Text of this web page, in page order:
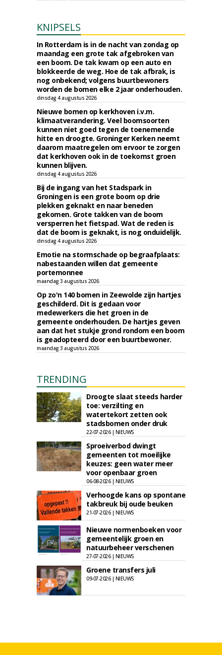
KNIPSELS
In Rotterdam is in de nacht van zondag op
maandag een grote tak afgebroken van
een boom. De tak kwam op een auto en
blokkeerde de weg. Hoe de tak afbrak, is
nog onbekend; volgens buurtbewoners
worden de bomen elke 2 jaar onderhouden.
dinsdag 4 augustus 2026
Nieuwe bomen op kerkhoven i.v.m.
klimaatverandering. Veel boomsoorten
kunnen niet goed tegen de toenemende
hitte en droogte. Groninger Kerken neemt
daarom maatregelen om ervoor te zorgen
dat kerkhoven ook in de toekomst groen
kunnen blijven.
dinsdag 4 augustus 2026
Bij de ingang van het Stadspark in
Groningen is een grote boom op drie
plekken geknakt en naar beneden
gekomen. Grote takken van de boom
versperren het fietspad. Wat de reden is
dat de boom is geknakt, is nog onduidelijk.
dinsdag 4 augustus 2026
Emotie na stormschade op begraafplaats:
nabestaanden willen dat gemeente
portemonnee
maandag 3 augustus 2026
Op zo'n 140 bomen in Zeewolde zijn hartjes
geschilderd. Dit is gedaan voor
medewerkers die het groen in de
gemeente onderhouden. De hartjes geven
aan dat het stukje grond rondom een boom
is geadopteerd door een buurtbewoner.
maandag 3 augustus 2026
TRENDING
Droogte slaat steeds harder
toe: verzilting en
watertekort zetten ook
stadsbomen onder druk
22-07-2026 | NIEUWS
Sproeiverbod dwingt
gemeenten tot moeilijke
keuzes: geen water meer
voor openbaar groen
06-08-2026 | NIEUWS
Verhoogde kans op spontane
takbreuk bij oude beuken
21-07-2026 | NIEUWS
Nieuwe normenboeken voor
gemeentelijk groen en
natuurbeheer verschenen
27-07-2026 | NIEUWS
Groene transfers juli
09-07-2026 | NIEUWS